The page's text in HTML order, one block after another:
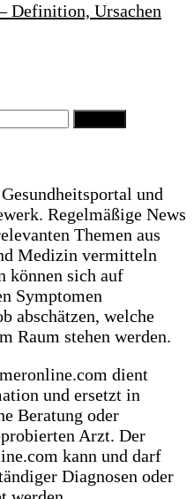
Definition, Ursachen
und
Regelmäßige News
Themen aus
Medizin vermitteln
können sich auf
Symptomen
abschätzen, welche
Raum stehen werden.
dient
und ersetzt in
Beratung oder
Arzt. Der
kann und darf
Diagnosen oder